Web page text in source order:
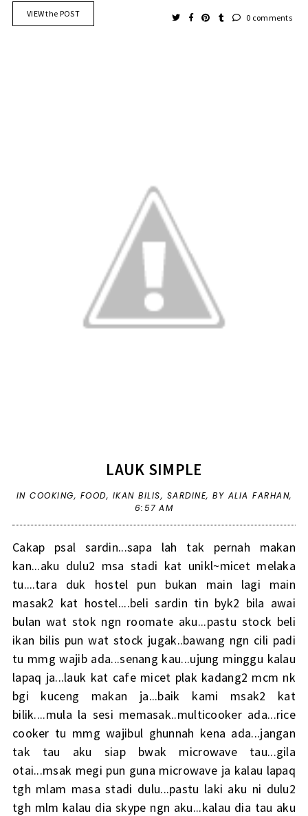
VIEW the POST 0 comments
LAUK SIMPLE
IN COOKING, FOOD, IKAN BILIS, SARDINE, BY ALIA FARHAN,
6:57 AM
Cakap psal sardin...sapa lah tak pernah makan
kan...aku dulu2 msa stadi kat unikl~micet melaka
tu....tara duk hostel pun bukan main lagi main
masak2 kat hostel....beli sardin tin byk2 bila awai
bulan wat stok ngn roomate aku...pastu stock beli
ikan bilis pun wat stock jugak..bawang ngn cili padi
tu mmg wajib ada...senang kau...ujung minggu kalau
lapaq ja...lauk kat cafe micet plak kadang2 mcm nk
bgi kuceng makan ja...baik kami msak2 kat
bilik....mula la sesi memasak..multicooker ada...rice
cooker tu mmg wajibul ghunnah kena ada...jangan
tak tau aku siap bwak microwave tau...gila
otai...msak megi pun guna microwave ja kalau lapaq
tgh mlam masa stadi dulu...pastu laki aku ni dulu2
tgh mlm kalau dia skype ngn aku...kalau dia tau aku